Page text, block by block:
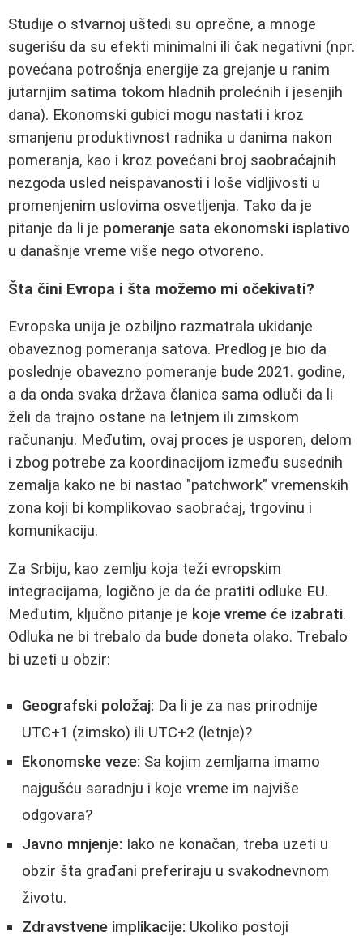
Studije o stvarnoj uštedi su oprečne, a mnoge
sugerišu da su efekti minimalni ili čak negativni (npr.
povećana potrošnja energije za grejanje u ranim
jutarnjim satima tokom hladnih prolećnih i jesenjih
dana). Ekonomski gubici mogu nastati i kroz
smanjenu produktivnost radnika u danima nakon
pomeranja, kao i kroz povećani broj saobraćajnih
nezgoda usled neispavanosti i loše vidljivosti u
promenjenim uslovima osvetljenja. Tako da je
pitanje da li je pomeranje sata ekonomski isplativo
u današnje vreme više nego otvoreno.
Šta čini Evropa i šta možemo mi očekivati?
Evropska unija je ozbiljno razmatrala ukidanje
obaveznog pomeranja satova. Predlog je bio da
poslednje obavezno pomeranje bude 2021. godine,
a da onda svaka država članica sama odluči da li
želi da trajno ostane na letnjem ili zimskom
računanju. Međutim, ovaj proces je usporen, delom
i zbog potrebe za koordinacijom između susednih
zemalja kako ne bi nastao "patchwork" vremenskih
zona koji bi komplikovao saobraćaj, trgovinu i
komunikaciju.
Za Srbiju, kao zemlju koja teži evropskim
integracijama, logično je da će pratiti odluke EU.
Međutim, ključno pitanje je koje vreme će izabrati.
Odluka ne bi trebalo da bude doneta olako. Trebalo
bi uzeti u obzir:
Geografski položaj: Da li je za nas prirodnije
UTC+1 (zimsko) ili UTC+2 (letnje)?
Ekonomske veze: Sa kojim zemljama imamo
najgušću saradnju i koje vreme im najviše
odgovara?
Javno mnjenje: Iako ne konačan, treba uzeti u
obzir šta građani preferiraju u svakodnevnom
životu.
Zdravstvene implikacije: Ukoliko postoji